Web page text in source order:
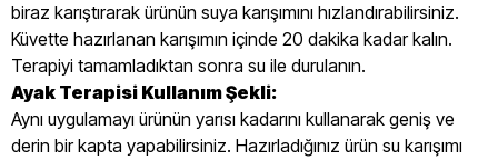
biraz karıştırarak ürünün suya karışımını hızlandırabilirsiniz.
Küvette hazırlanan karışımın içinde 20 dakika kadar kalın.
Terapiyi tamamladıktan sonra su ile durulanın.
Ayak Terapisi Kullanım Şekli:
Aynı uygulamayı ürünün yarısı kadarını kullanarak geniş ve
derin bir kapta yapabilirsiniz. Hazırladığınız ürün su karışımı